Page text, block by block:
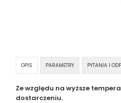
OPIS PARAMETRY PYTANIA I
Ze względu na wyższe
dostarczeniu.